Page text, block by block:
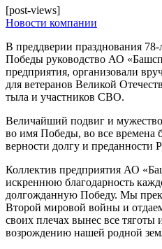
[post-views]
Новости компании
В преддверии празднования
Победы руководство АО
предприятия, организовали
для ветеранов Великой
тыла и участников СВО.
Величайший подвиг и мужество
во имя Победы, во все времена
верности долгу и преданности
Коллектив предприятия АО
искреннюю благодарность
долгожданную Победу. Мы
Второй мировой войны и
своих плечах вынес все тяготы
возрождению нашей родной